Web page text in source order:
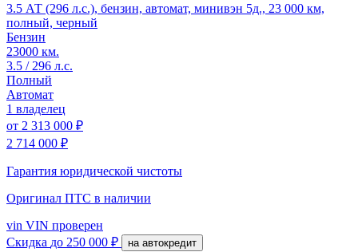
3.5 АТ (296 л.с.), бензин, автомат, минивэн 5д., 23 000 км,
полный, черный
Бензин
23000 км.
3.5 / 296 л.с.
Полный
Автомат
1 владелец
от 2 313 000 ₽
2 714 000 ₽
Гарантия юридической чистоты
Оригинал ПТС в наличии
vin VIN проверен
Скидка до 250 000 ₽ на автокредит